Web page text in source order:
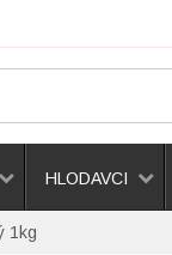
1kg
HLODAVCI